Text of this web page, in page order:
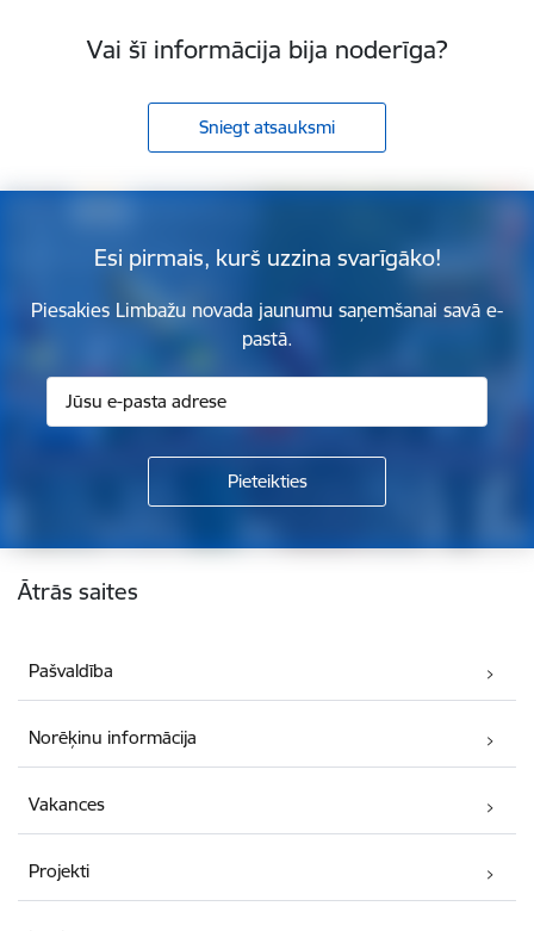
Vai šī informācija bija noderīga?
Sniegt atsauksmi
Esi pirmais, kurš uzzina svarīgāko!
Piesakies Limbažu novada jaunumu saņemšanai savā e-
pastā.
Kājene
Ātrās saites
Pašvaldība
Norēķinu informācija
Vakances
Projekti